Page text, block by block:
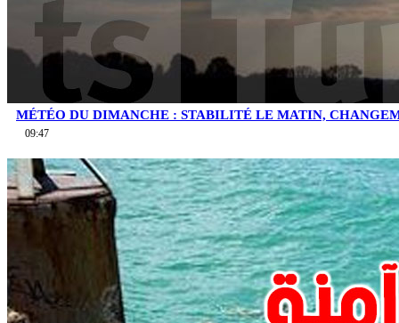
MÉTÉO DU DIMANCHE : STABILITÉ LE MATIN,
09:47